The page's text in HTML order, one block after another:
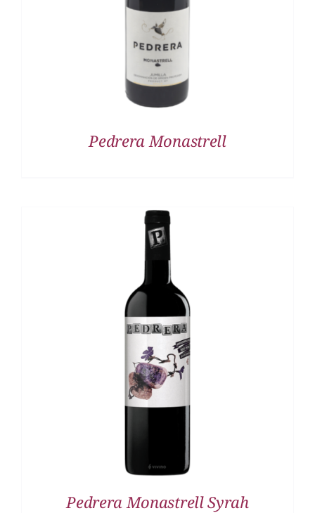
Pedrera Monastrell
DETALLES
Pedrera Monastrell Syrah